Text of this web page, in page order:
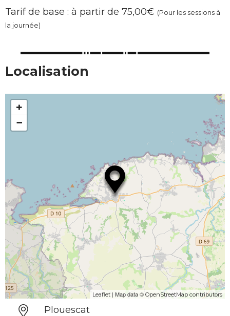
Tarif de base : à partir de 75,00€ (Pour les sessions à
la journée)
Localisation
+
−
Leaflet | Map data © OpenStreetMap contributors
Plouescat